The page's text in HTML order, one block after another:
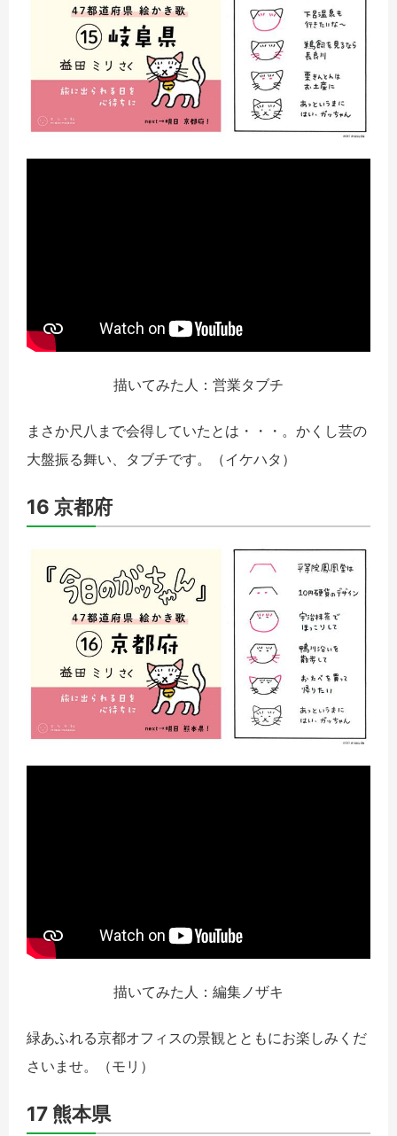
描いてみた人：営業タブチ
まさか尺八まで会得していたとは・・・。かくし芸の
大盤振る舞い、タブチです。（イケハタ）
16 京都府
描いてみた人：編集ノザキ
緑あふれる京都オフィスの景観とともにお楽しみくだ
さいませ。（モリ）
17 熊本県